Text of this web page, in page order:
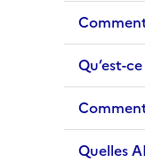
Qu’est-
Quelles